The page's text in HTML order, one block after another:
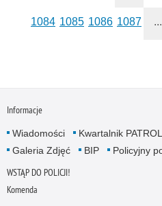
1084 1085 1086 1087 ...
Informacje
Wiadomości Kwartalnik PATROL
Galeria Zdjęć
BIP Policyjny
WSTĄP DO POLICJI!
Komenda